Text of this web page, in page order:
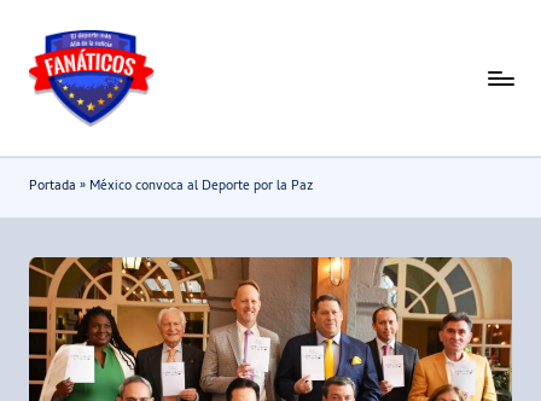
Saltar
contenido
F
n
a
t
i
c
o
Noticias
deportivas
-
Mundial
2026
Portada » México convoca al Deporte por la Paz